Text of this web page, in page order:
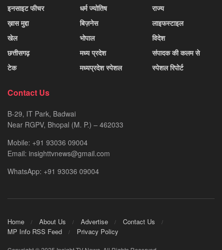
इनसाइट फीचर
ख़ास मुद्दा
खेल
छत्तीसगढ़
टेक
धर्म ज्योतिष
बिज़नेस
भोपाल
मध्य प्रदेश
मध्यप्रदेश स्पेशल
राज्य
लाइफस्टाइल
विदेश
संपादक की कलम से
स्पेशल रिपोर्ट
Contact Us
B-29, IT Park, Badwai
Near RGPV, Bhopal (M. P.) – 462033
Mobile: +91 93036 09004
Email: insighttvnews@gmail.com
WhatsApp: +91 93036 09004
Home About Us Advertise
Contact Us
MP Info RSS Feed
Privacy Policy